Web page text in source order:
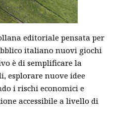
editoriale pensata per
italiano nuovi giochi
è di semplificare la
esplorare nuove idee
i rischi economici e
accessibile a livello di